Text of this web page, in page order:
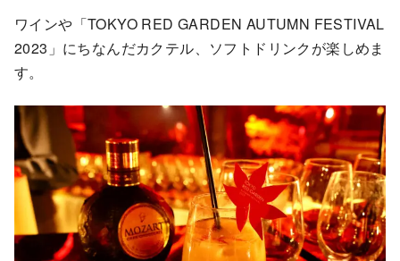
ワインや「TOKYO RED GARDEN AUTUMN FESTIVAL
2023」にちなんだカクテル、ソフトドリンクが楽しめま
す。